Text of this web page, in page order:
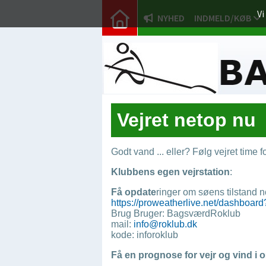
NYHED INDMELD/KØB
Vejret netop nu
Godt vand ... eller? Følg vejret time
Klubbens egen vejrstation:
Få opdateringer om søens tilstand
https://proweatherlive.net/
Brug Bruger: BagsværdRoklub
mail: info@roklub.dk
kode: inforoklub
Få en prognose for vejr og vind i